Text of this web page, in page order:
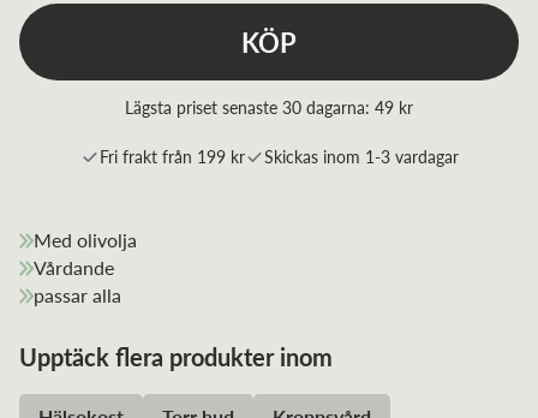
KÖP
Lägsta priset senaste 30 dagarna: 49 kr
Fri frakt från 199 kr Skickas inom 1-3 vardagar
Med olivolja
Vårdande
passar alla
Upptäck flera produkter inom